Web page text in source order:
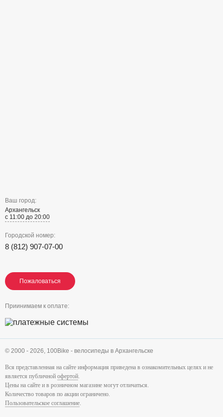
Ваш город:
Архангельск
с 11:00 до 20:00
Городской номер:
8 (812) 907-07-00
Пожаловаться
Пожаловаться
Пожаловаться
Приинимаем к оплате:
© 2000 - 2026, 100Bike - велосипеды в Архангельске
Вся представленная на сайте информация приведена в ознакомительных целях и не
является публичной офертой.
Цены на сайте и в розничном магазине могут отличаться.
Количество товаров по акции ограничено.
Пользовательское соглашение.